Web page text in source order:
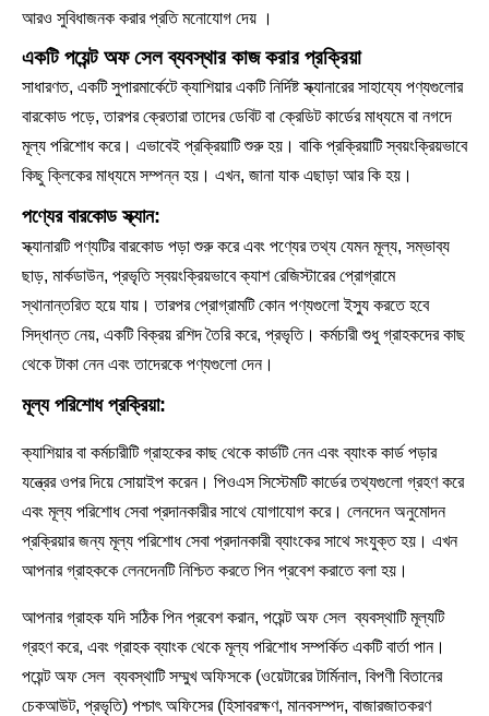
আরও সুবিধাজনক করার প্রতি মনোযোগ দেয় ।
একটি পয়েন্ট অফ সেল ব্যবস্থার কাজ করার প্রক্রিয়া
সাধারণত, একটি সুপারমার্কেটে ক্যাশিয়ার একটি নির্দিষ্ট স্ক্যানারের সাহায্যে পণ্যগুলোর
বারকোড পড়ে, তারপর ক্রেতারা তাদের ডেবিট বা ক্রেডিট কার্ডের মাধ্যমে বা নগদে
মূল্য পরিশোধ করে। এভাবেই প্রক্রিয়াটি শুরু হয়। বাকি প্রক্রিয়াটি স্বয়ংক্রিয়ভাবে
কিছু ক্লিকের মাধ্যমে সম্পন্ন হয়। এখন, জানা যাক এছাড়া আর কি হয়।
পণ্যের বারকোড স্ক্যান:
স্ক্যানারটি পণ্যটির বারকোড পড়া শুরু করে এবং পণ্যের তথ্য যেমন মূল্য, সম্ভাব্য
ছাড়, মার্কডাউন, প্রভৃতি স্বয়ংক্রিয়ভাবে ক্যাশ রেজিস্টারের প্রোগ্রামে
স্থানান্তরিত হয়ে যায়। তারপর প্রোগ্রামটি কোন পণ্যগুলো ইস্যু করতে হবে
সিদ্ধান্ত নেয়, একটি বিক্রয় রশিদ তৈরি করে, প্রভৃতি। কর্মচারী শুধু গ্রাহকদের কাছ
থেকে টাকা নেন এবং তাদেরকে পণ্যগুলো দেন।
মূল্য পরিশোধ প্রক্রিয়া:
ক্যাশিয়ার বা কর্মচারীটি গ্রাহকের কাছ থেকে কার্ডটি নেন এবং ব্যাংক কার্ড পড়ার
যন্ত্রের ওপর দিয়ে সোয়াইপ করেন। পিওএস সিস্টেমটি কার্ডের তথ্যগুলো গ্রহণ করে
এবং মূল্য পরিশোধ সেবা প্রদানকারীর সাথে যোগাযোগ করে। লেনদেন অনুমোদন
প্রক্রিয়ার জন্য মূল্য পরিশোধ সেবা প্রদানকারী ব্যাংকের সাথে সংযুক্ত হয়। এখন
আপনার গ্রাহককে লেনদেনটি নিশ্চিত করতে পিন প্রবেশ করাতে বলা হয়।
আপনার গ্রাহক যদি সঠিক পিন প্রবেশ করান, পয়েন্ট অফ সেল ব্যবস্থাটি মূল্যটি
গ্রহণ করে, এবং গ্রাহক ব্যাংক থেকে মূল্য পরিশোধ সম্পর্কিত একটি বার্তা পান।
পয়েন্ট অফ সেল ব্যবস্থাটি সম্মুখ অফিসকে (ওয়েটারের টার্মিনাল, বিপণী বিতানের
চেকআউট, প্রভৃতি) পশ্চাৎ অফিসের (হিসাবরক্ষণ, মানবসম্পদ, বাজারজাতকরণ